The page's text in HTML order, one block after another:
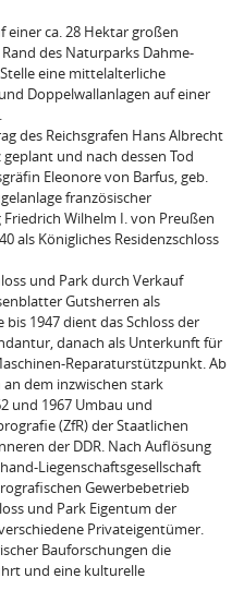
einer ca. 28 Hektar großen
des Naturparks Dahme-
eine mittelalterliche
Doppelwallanlagen auf einer
des Reichsgrafen Hans Albrecht
und nach dessen Tod
Eleonore von Barfus, geb.
französischer
Wilhelm I. von Preußen
als Königliches Residenzschloss
und Park durch Verkauf
Gutsherren als
1947 dient das Schloss der
danach als Unterkunft für
Reparaturstützpunkt. Ab
dem inzwischen stark
und 1967 Umbau und
(ZfR) der Staatlichen
der DDR. Nach Auflösung
Liegenschaftsgesellschaft
Gewerbebetrieb
und Park Eigentum der
Privateigentümer.
Bauforschungen die
und eine kulturelle